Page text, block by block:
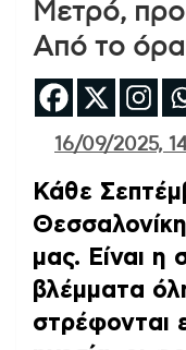
Μετρό,
Από το
16/09/2025,
Κάθε
μας. Είναι η
βλέμματα
στρέφονται